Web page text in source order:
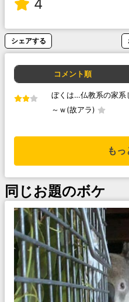
4
シェアする
コメント順
ぼくは…仏教系の家系
～ｗ(故アラ)
もっ
同じお題のボケ